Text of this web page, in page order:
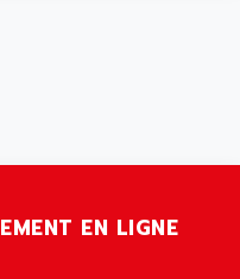
EN LIGNE